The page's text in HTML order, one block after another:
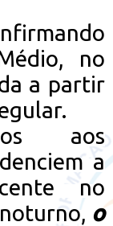
no
a partir
aos
a
no
o